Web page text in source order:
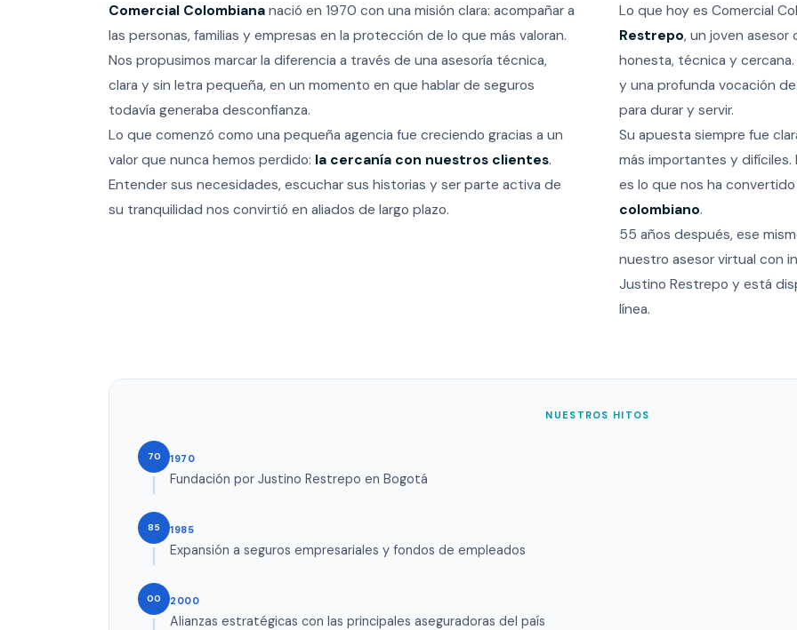
Comercial Colombiana nació en 1970 con una misión clara: acompañar a
las personas, familias y empresas en la protección de lo que más valoran.
Nos propusimos marcar la diferencia a través de una asesoría técnica,
clara y sin letra pequeña, en un momento en que hablar de seguros
todavía generaba desconfianza.
Lo que comenzó como una pequeña agencia fue creciendo gracias a un
valor que nunca hemos perdido: la cercanía con nuestros clientes.
Entender sus necesidades, escuchar sus historias y ser parte activa de
su tranquilidad nos convirtió en aliados de largo plazo.
Lo que hoy es Comercial
Restrepo, un joven asesor
honesta, técnica y
y una profunda vocación
para durar y servir.
Su apuesta siempre fue
más importantes y difíciles.
es lo que nos ha
colombiano.
55 años después, ese
nuestro asesor virtual con
Justino Restrepo y está
línea.
NUESTROS HITOS
70 1970
Fundación por Justino Restrepo en Bogotá
85 1985
Expansión a seguros empresariales y fondos de empleados
00 2000
Alianzas estratégicas con las principales aseguradoras del país